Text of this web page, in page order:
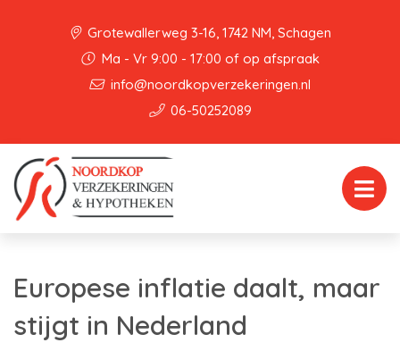
Grotewallerweg 3-16, 1742 NM, Schagen
Ma - Vr 9:00 - 17:00 of op afspraak
info@noordkopverzekeringen.nl
06-50252089
Europese inflatie daalt, maar
stijgt in Nederland